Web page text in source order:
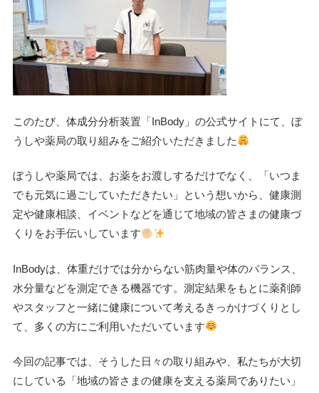
このたび、体成分分析装置「InBody」の公式サイトにて、 ぼ
うしや薬局の取り組みをご紹介いただきました
ぼうしや薬局では、お薬をお渡しするだけでなく、「いつま
でも元気に過ごしていただきたい」という想いから、 健康測
定や健康相談、 イベントなどを通じて地域の皆さまの健康づ
くりをお手伝いしてい ます
InBodyは、体重だけでは分からない筋肉量や体のバランス、
水分量などを測定できる機器です。 測定結果をもとに薬剤師
やスタッフと一緒に健康について考えるき っかけづくりとし
て、多くの方にご利用いただいています
今回の記事では、そうした日々の取り組みや、 私たちが大切
にしている「地域の皆さまの健康を支える薬局でありたい」